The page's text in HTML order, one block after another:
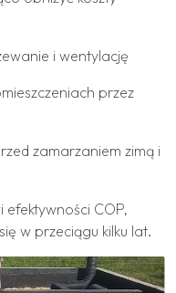
i wentylację
przez
zamarzaniem zimą i
efektywności COP,
w przeciągu kilku lat.